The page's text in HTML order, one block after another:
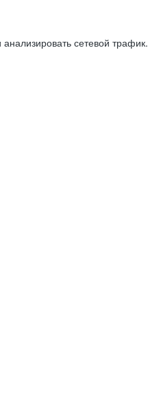
сетевой трафик.